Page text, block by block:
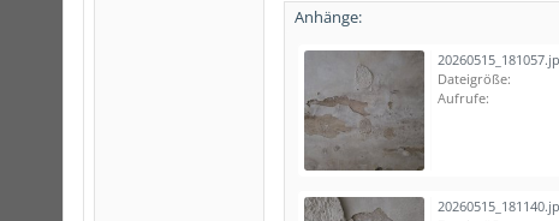
Anhänge:
Dateigröße:
Aufrufe: